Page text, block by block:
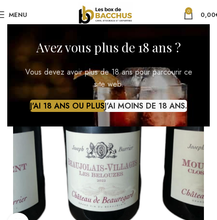
Avez vous plus de 18 ans ?
Vous devez avoir plus de 18 ans pour parcourir ce
site web.
J'AI 18 ANS OU PLUSJ'AI MOINS DE 18 ANS.
MENU 0 0,00